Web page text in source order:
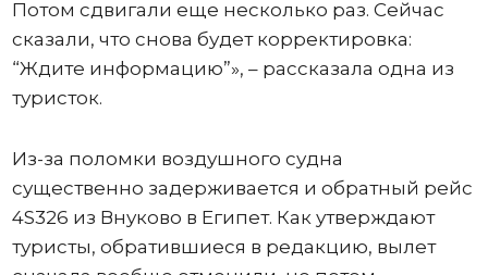
Потом сдвигали еще несколько раз. Сейчас
сказали, что снова будет корректировка:
“Ждите информацию”», – рассказала одна из
туристок.
Из-за поломки воздушного судна
существенно задерживается и обратный рейс
4S326 из Внуково в Египет. Как утверждают
туристы, обратившиеся в редакцию, вылет